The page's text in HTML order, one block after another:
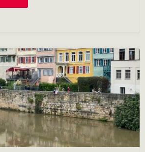
und
beste
Stimmung
beim